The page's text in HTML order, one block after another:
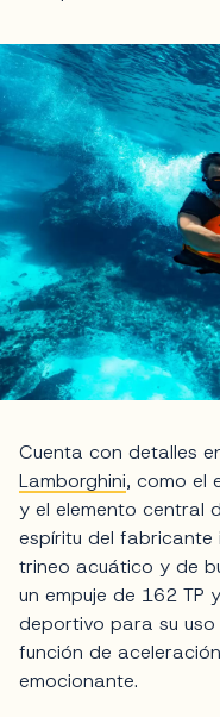
Cuenta con detalles
Lamborghini, como el
y el elemento central
espíritu del fabricante
trineo acuático y de
un empuje de 162 TP
deportivo para su
función de
emocionante.